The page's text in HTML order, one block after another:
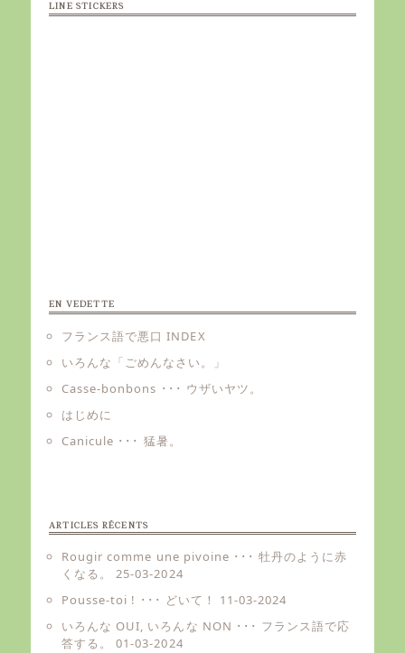
LINE STICKERS
EN VEDETTE
フランス語で悪口 INDEX
いろんな「ごめんなさい。」
Casse-bonbons ･･･ ウザいヤツ。
はじめに
Canicule ･･･ 猛暑。
ARTICLES RÉCENTS
Rougir comme une pivoine ･･･ 牡丹のように赤
くなる。
25-03-2024
Pousse-toi ! ･･･ どいて！
11-03-2024
いろんな OUI, いろんな NON ･･･ フランス語で応
答する。
01-03-2024